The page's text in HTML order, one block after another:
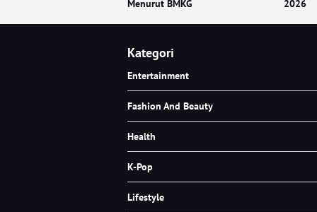
Menurut BMKG
2026
Kategori
Entertainment
Fashion And Beauty
Health
K-Pop
Lifestyle